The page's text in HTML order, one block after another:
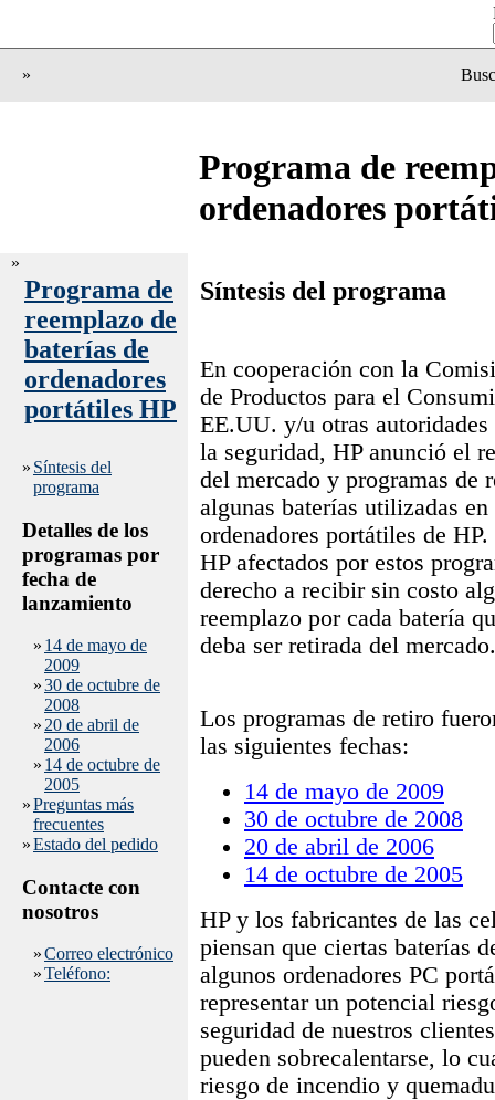
»
Programa de
ordenadores
»
Programa de
reemplazo de
baterías de
ordenadores
portátiles HP
» Síntesis del
programa
Detalles de los
programas por
fecha de
lanzamiento
» 14 de mayo de
2009
»30 de octubre de
2008
» 20 de abril de
2006
» 14 de octubre de
2005
»Preguntas más
frecuentes
»Estado del pedido
Contacte con
nosotros
»Correo electrónico
»Teléfono:
Síntesis del programa
En cooperación con la
de Productos para el
EE.UU. y/u otras
la seguridad, HP anunció el
del mercado y programas de
algunas baterías utilizadas
ordenadores portátiles de
HP afectados por estos
derecho a recibir sin costo
reemplazo por cada batería
deba ser retirada del mercado.
Los programas de retiro
las siguientes fechas:
14 de mayo de 2009
30 de octubre de 2008
20 de abril de 2006
14 de octubre de 2005
HP y los fabricantes de las
piensan que ciertas baterías
algunos ordenadores PC
representar un potencial
seguridad de nuestros
pueden sobrecalentarse, lo
riesgo de incendio y